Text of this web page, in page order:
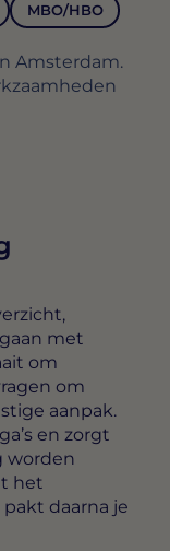
MBO/HBO
Amsterdam.
met
om
om
aanpak.
en zorgt
worden
het
daarna je